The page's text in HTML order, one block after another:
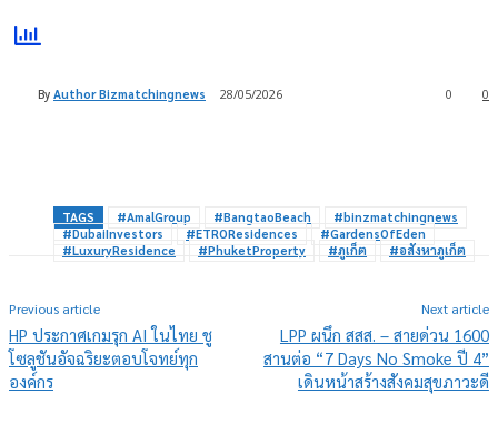
By Author Bizmatchingnews 28/05/2026 0
0
TAGS #AmalGroup #BangtaoBeach
#binzmatchingnews
#DubaiInvestors
#ETROResidences
#GardensOfEden
#LuxuryResidence
#PhuketProperty #ภูเก็ต #อสังหาภูเก็ต
Previous article
HP ประกาศเกมรุก AI ในไทย ชู
โซลูชันอัจฉริยะตอบโจทย์ทุก
องค์กร
Next article
LPP ผนึก สสส. – สายด่วน 1600
สานต่อ “7 Days No Smoke ปี 4”
เดินหน้าสร้างสังคมสุขภาวะดี